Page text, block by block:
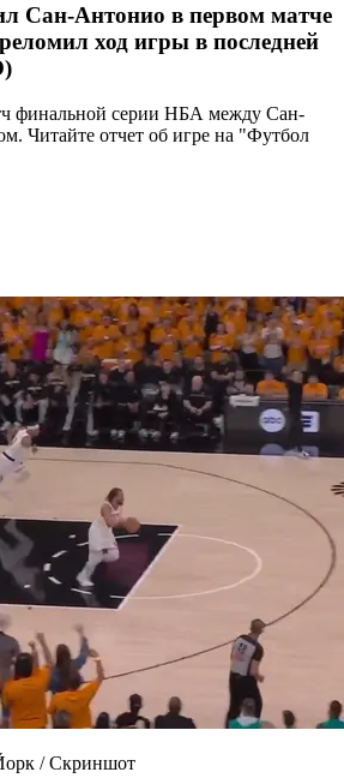
Сан-Антонио в первом матче
ход игры в последней
финальной серии НБА между Сан-
Читайте отчет об игре на "Футбол
/ Скриншот